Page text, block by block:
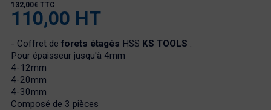
110,00 HT
132,00€ TTC
- Coffret de forets étagés HSS KS TOOLS :
Pour épaisseur jusqu'à 4mm
4-12mm
4-20mm
4-30mm
Composé de 3 pièces